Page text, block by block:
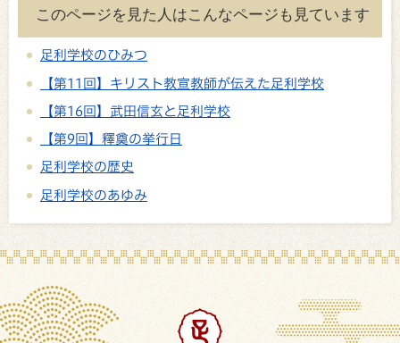
このページを見た人はこんなページも見ています
足利学校のひみつ
【第11回】キリスト教宣教師が伝えた足利学校
【第16回】武田信玄と足利学校
【第9回】釋奠の挙行日
足利学校の歴史
足利学校のあゆみ